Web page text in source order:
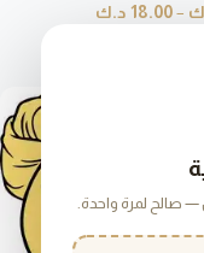
–
18.00 د.ك
صالح لمرة واحدة.